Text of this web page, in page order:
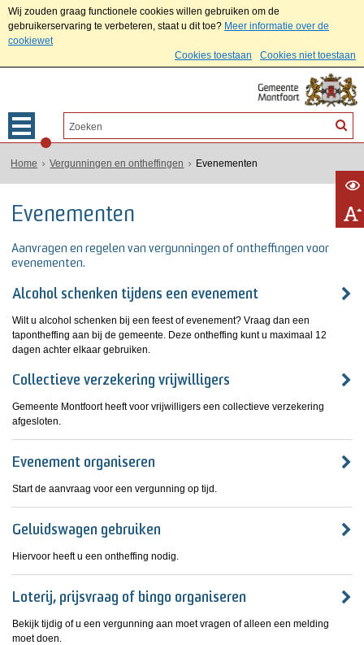
Wij zouden graag functionele cookies willen gebruiken om de
gebruikerservaring te verbeteren, staat u dit toe? Meer informatie over de
cookiewet
Cookies toestaan
Cookies niet toestaan
Home Vergunningen en ontheffingen Evenementen
Evenementen
Aanvragen en regelen van vergunningen of ontheffingen voor
evenementen.
Alcohol schenken tijdens een evenement
Wilt u alcohol schenken bij een feest of evenement? Vraag dan een
tapontheffing aan bij de gemeente. Deze ontheffing kunt u maximaal 12
dagen achter elkaar gebruiken.
Collectieve verzekering vrijwilligers
Gemeente Montfoort heeft voor vrijwilligers een collectieve verzekering
afgesloten.
Evenement organiseren
Start de aanvraag voor een vergunning op tijd.
Geluidswagen gebruiken
Hiervoor heeft u een ontheffing nodig.
Loterij, prijsvraag of bingo organiseren
Bekijk tijdig of u een vergunning aan moet vragen of alleen een melding
moet doen.